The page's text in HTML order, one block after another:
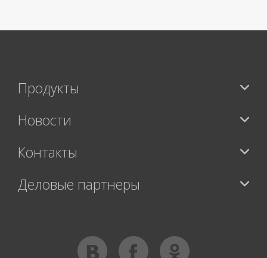
Продукты
Новости
Контакты
Деловые партнеры